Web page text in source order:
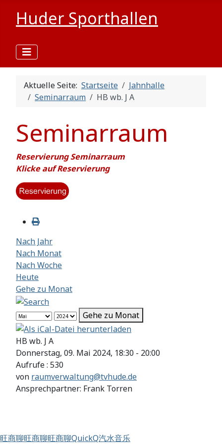
Huder Sporthallen
Aktuelle Seite: Startseite
Jahnhalle
Seminarraum
HB wb. J A
Seminarraum
Reservierung Seminarraum
Klicke auf Reservierung
Nach Jahr
Nach Monat
Nach Woche
Heute
Gehe zu Monat
Gehe zu Monat
HB wb. J A
Donnerstag, 09. Mai 2024, 18:30 - 20:00
Aufrufe: 530
von raumverwaltung@tvhude.de
Ansprechpartner: Frank Torren
旺商聊旺商聊旺商聊QuickQ汽水音乐